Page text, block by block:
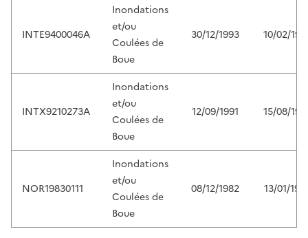
INTE9400046A
Inondations
et/ou
Coulées de
Boue
30/12/1993 10/02/
INTX9210273A
Inondations
et/ou
Coulées de
Boue
12/09/1991 15/08/
NOR19830111
Inondations
et/ou
Coulées de
Boue
08/12/1982 13/01/